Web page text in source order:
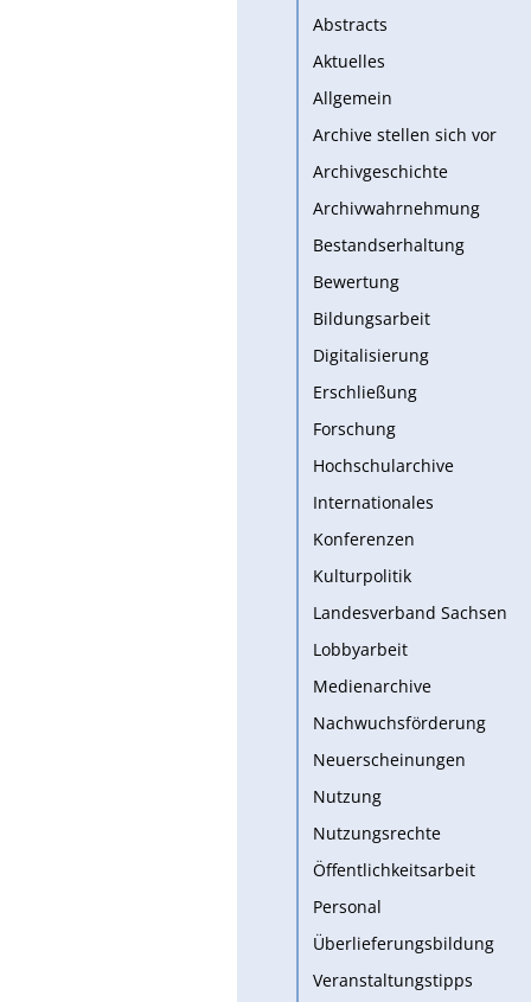
Abstracts
Aktuelles
Allgemein
Archive stellen sich vor
Archivgeschichte
Archivwahrnehmung
Bestandserhaltung
Bewertung
Bildungsarbeit
Digitalisierung
Erschließung
Forschung
Hochschularchive
Internationales
Konferenzen
Kulturpolitik
Landesverband Sachsen
Lobbyarbeit
Medienarchive
Nachwuchsförderung
Neuerscheinungen
Nutzung
Nutzungsrechte
Öffentlichkeitsarbeit
Personal
Überlieferungsbildung
Veranstaltungstipps